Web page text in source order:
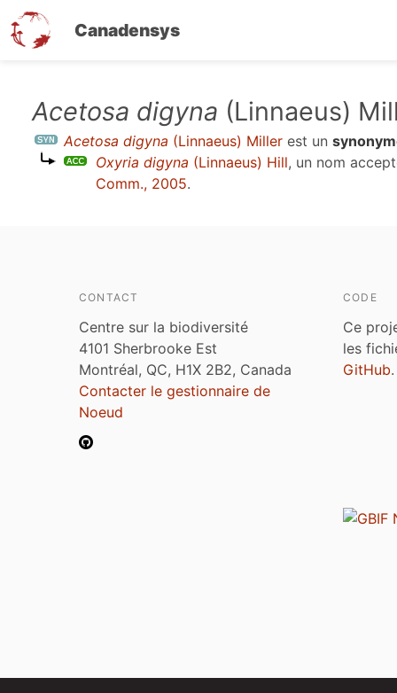
Canadensys
contenu
principal
Acetosa digyna (Linnaeus)
Acetosa digyna (Linnaeus) Miller est un
Oxyria digyna (Linnaeus) Hill, un nom
Comm., 2005.
CONTACT
Centre sur la biodiversité
4101 Sherbrooke Est
Montréal, QC, H1X 2B2, Canada
Contacter le gestionnaire de
Noeud
CODE
Ce
les
GitHub.